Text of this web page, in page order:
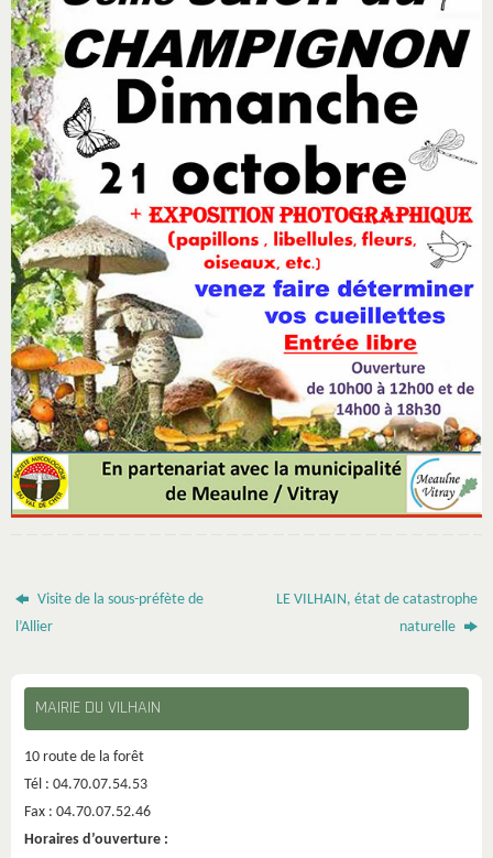
Visite de la sous-préfète de
l’Allier
LE VILHAIN, état de catastrophe
naturelle
MAIRIE DU VILHAIN
10 route de la forêt
Tél : 04.70.07.54.53
Fax : 04.70.07.52.46
Horaires d’ouverture :